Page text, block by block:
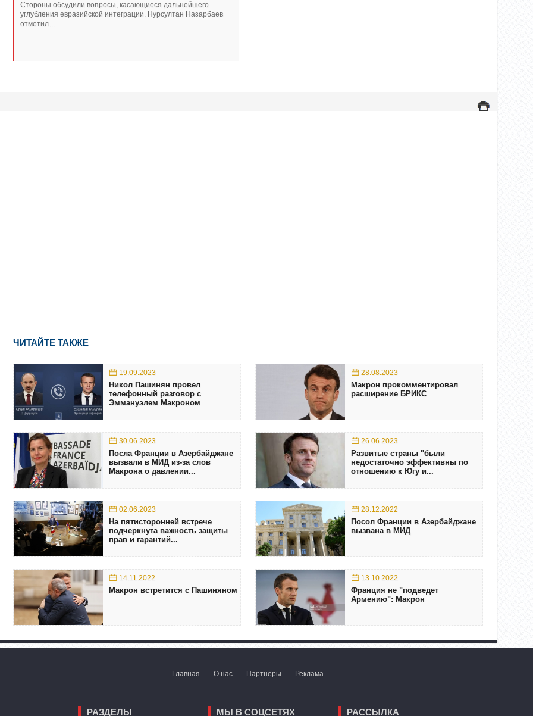
Стороны обсудили вопросы, касающиеся дальнейшего
углубления евразийской интеграции. Нурсултан Назарбаев
отметил...
ЧИТАЙТЕ ТАКЖЕ
19.09.2023
Никол Пашинян провел
телефонный разговор с
Эммануэлем Макроном
28.08.2023
Макрон прокомментировал
расширение БРИКС
30.06.2023
Посла Франции в Азербайджане
вызвали в МИД из-за слов
Макрона о давлении...
26.06.2023
Развитые страны "были
недостаточно эффективны по
отношению к Югу и...
02.06.2023
На пятисторонней встрече
подчеркнута важность защиты
прав и гарантий...
28.12.2022
Посол Франции в Азербайджане
вызвана в МИД
14.11.2022
Макрон встретится с Пашиняном
13.10.2022
Франция не "подведет
Армению": Макрон
Главная О нас Партнеры Реклама
РАЗДЕЛЫ МЫ В СОЦСЕТЯХ РАССЫЛКА